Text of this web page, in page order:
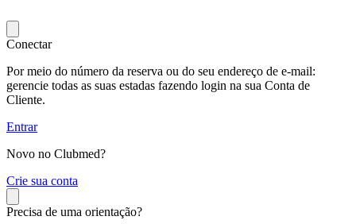
Conectar
Por meio do número da reserva ou do seu endereço de e-mail:
gerencie todas as suas estadas fazendo login na sua Conta de
Cliente.
Entrar
Novo no Clubmed?
Crie sua conta
Precisa de uma orientação?